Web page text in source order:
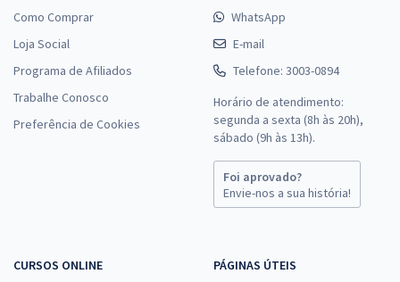
para Residentes - Jornalismo
à vista
Economize R$ 57,98 (-20%)
Comprar
MP GO - Ministério Público do Estado de Góias - Processo Seletivo
para Residentes - Conhecimentos Específicos para Jornalismo
R$12,66
Como Comprar
Loja Social
Programa de Afiliados
Trabalhe Conosco
Preferência de Cookies
WhatsApp
E-mail
Telefone: 3003-0894
Horário de atendimento:
segunda a sexta (8h às 20h),
sábado (9h às 13h).
Foi aprovado?
Envie-nos a sua história!
CURSOS ONLINE
PÁGINAS ÚTEIS